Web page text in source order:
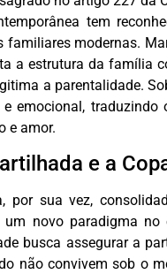
tem
familiares modernas.
a estrutura da família
a parentalidade.
emocional,
e amor.
e a
por sua vez,
um novo paradigma
busca assegurar a
não convivem sob o